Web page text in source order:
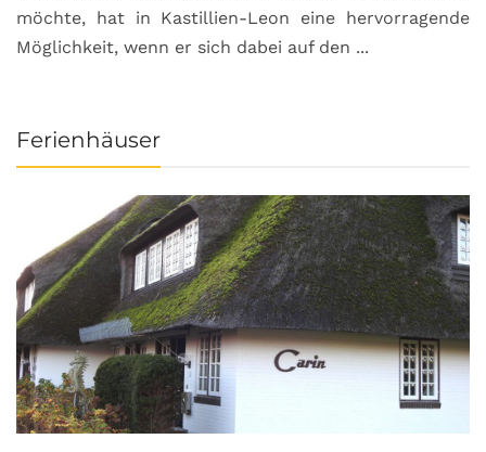
möchte, hat in Kastillien-Leon eine hervorragende
Möglichkeit, wenn er sich dabei auf den ...
Ferienhäuser